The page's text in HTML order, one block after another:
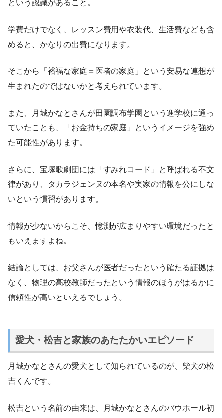
という認識があること。
学費だけでなく、レッスン費用や衣装代、生活費なども含
めると、かなりの出費になります。
そこから「裕福な家庭＝医者の家庭」という安易な連想が
生まれたのではないかと考えられています。
また、月城かなとさんが田園調布学園という進学校に通っ
ていたことも、「お金持ちの家庭」というイメージを強め
た可能性があります。
さらに、宝塚歌劇団には「すみれコード」と呼ばれる不文
律があり、タカラジェンヌの本名や実家の情報を公にしな
いという慣習があります。
情報が少ないからこそ、憶測が広まりやすい環境だったと
もいえますよね。
結論としては、お父さんが医者だったという確たる証拠は
なく、物理の高校教師だったという情報のほうがはるかに
信頼性が高いといえるでしょう。
愛犬・松吉と家族のあたたかいエピソード
月城かなとさんの愛犬として知られているのが、柴犬の松
吉くんです。
松吉という名前の由来は、月城かなとさんのバウホール初